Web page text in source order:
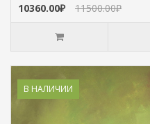
10360.00₽ 11500.00₽
В НАЛИЧИИ